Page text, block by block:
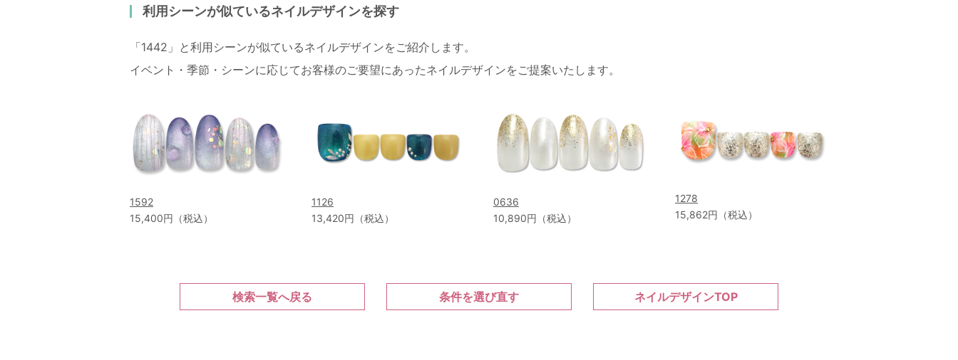
利用シーンが似ているネイルデザインを探す
「1442」と利用シーンが似ているネイルデザインをご紹介します。
イベント・季節・シーンに応じてお客様のご要望にあったネイルデザインをご提案いたします。
1592
15,400円（税込）
1126
13,420円（税込）
0636
10,890円（税込）
1278
15,862円（税込）
検索一覧へ戻る 条件を選び直す ネイルデザインTOP